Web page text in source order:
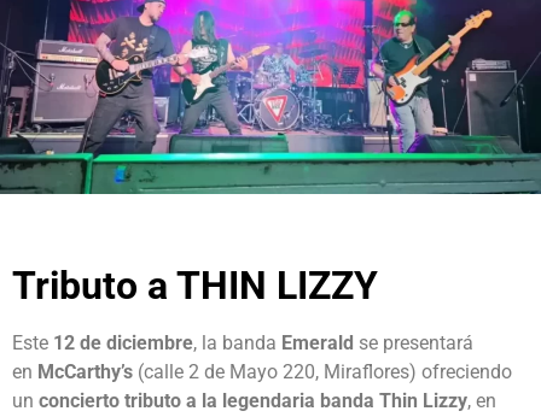
Tributo a THIN LIZZY
Este 12 de diciembre, la banda Emerald se presentará
en McCarthy’s (calle 2 de Mayo 220, Miraflores) ofreciendo
un concierto tributo a la legendaria banda Thin Lizzy, en